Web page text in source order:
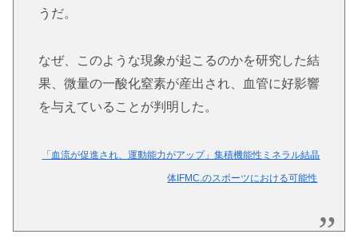
うだ。
なぜ、このような現象が起こるのかを研究した結
果、微量の一酸化窒素が産出され、血管に好影響
を与えていることが判明した。
「血流が促進され、運動能力がアップ」集積機能性ミネラル結晶
体IFMC.のスポーツにおける可能性